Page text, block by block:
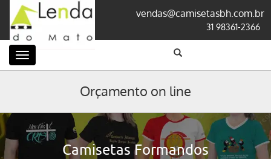
vendas@camisetasbh.com.br
31 98361-2366
Categorias
Orçamento on line
Camisetas Formandos